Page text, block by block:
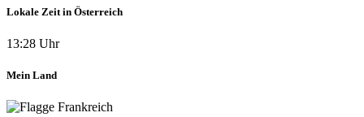
Lokale Zeit in Österreich
13:28 Uhr
Mein Land